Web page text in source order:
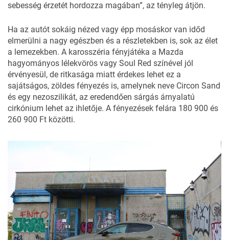
sebesség érzetét hordozza magában”, az tényleg átjön.
Ha az autót sokáig nézed vagy épp mosáskor van időd
elmerülni a nagy egészben és a részletekben is, sok az élet
a lemezekben. A karosszéria fényjátéka a Mazda
hagyományos lélekvörös vagy Soul Red színével jól
érvényesül, de ritkasága miatt érdekes lehet ez a
sajátságos, zöldes fényezés is, amelynek neve Circon Sand
és egy nezoszilikát, az eredendően sárgás árnyalatú
cirkónium lehet az ihletője. A fényezések felára 180 900 és
260 900 Ft közötti.